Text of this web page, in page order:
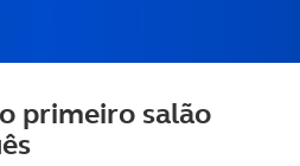
primeiro salão